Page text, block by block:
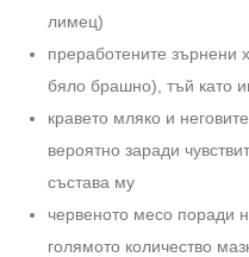
лимец)
преработените зърнени
бяло брашно), тъй като
кравето мляко и
вероятно заради
състава му
червеното месо поради
голямото количество